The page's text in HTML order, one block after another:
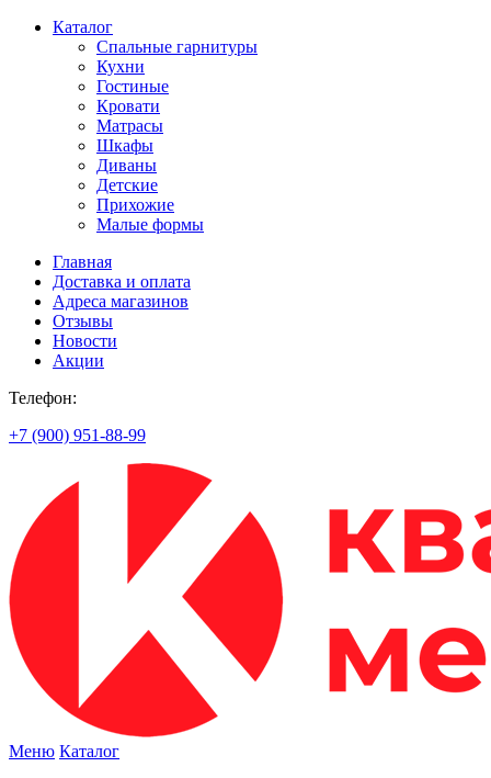
Каталог
Спальные гарнитуры
Кухни
Гостиные
Кровати
Матрасы
Шкафы
Диваны
Детские
Прихожие
Малые формы
Главная
Доставка и оплата
Адреса магазинов
Отзывы
Новости
Акции
Телефон:
+7 (900) 951-88-99
Меню Каталог